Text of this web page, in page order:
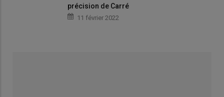
précision de Carré
11 février 2022